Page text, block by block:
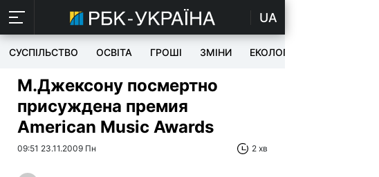
UA
СУСПІЛЬСТВО ОСВІТА ГРОШІ ЗМІНИ ЕКОЛОГІЯ
М.Джексону посмертно
присуждена премия
American Music Awards
09:51 23.11.2009 Пн 2 хв